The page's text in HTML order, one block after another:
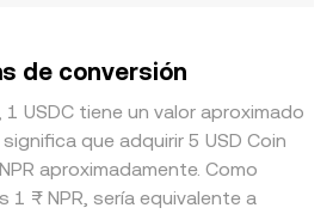
de conversión
USDC tiene un valor aproximado
que adquirir 5 USD Coin
aproximadamente. Como
1 ₨ NPR, sería equivalente a